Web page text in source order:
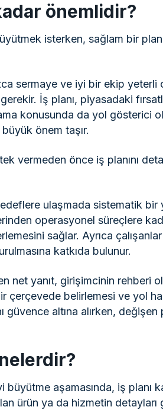
önemlidir?
isterken, sağlam bir
sermaye ve iyi bir ekip yeterli
İş planı, piyasadaki
konusunda da yol gösterici
önem taşır.
vermeden önce iş planını
ulaşmada sistematik bir
operasyonel süreçlere
sağlar. Ayrıca
katkıda bulunur.
net yanıt, girişimcinin rehberi
belirlemesi ve yol
altına alırken, değişen
aşamasında, iş planı
ürün ya da hizmetin